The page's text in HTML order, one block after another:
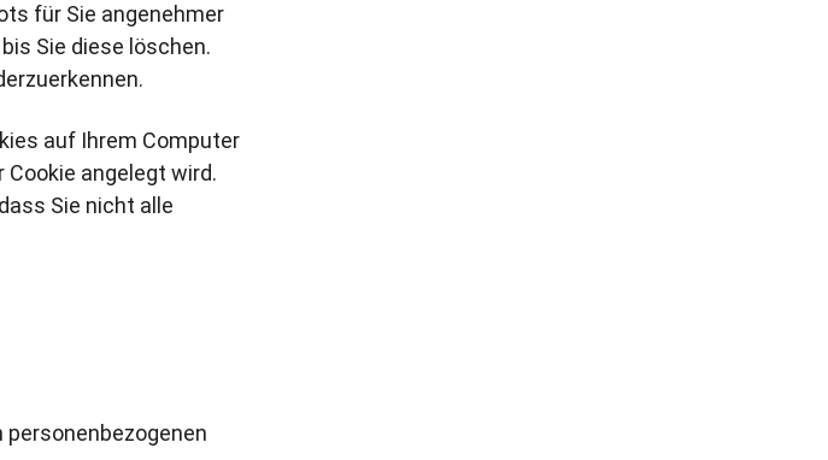
für Sie angenehmer
Sie diese löschen.
auf Ihrem Computer
angelegt wird.
Sie nicht alle
personenbezogenen